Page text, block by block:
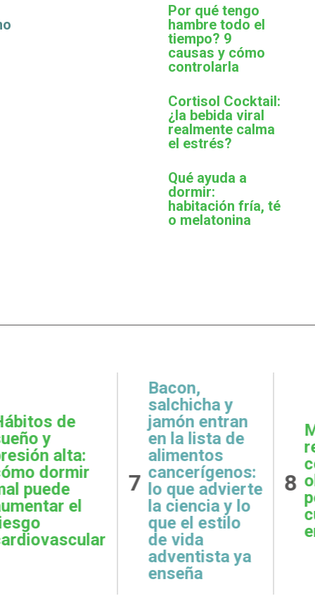
Por qué tengo
hambre todo el
tiempo? 9
causas y cómo
controlarla
Cortisol Cocktail:
¿la bebida viral
realmente calma
el estrés?
Qué ayuda a
dormir:
habitación fría, té
o melatonina
entran
de
advierte
y lo
estilo
Metas
realistas:
cómo definir
objetivos
posibles y
cuidar la salud
emocional
9
qué
la